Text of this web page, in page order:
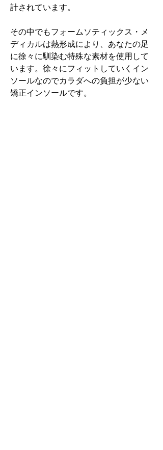
計されています。
その中でもフォームソティックス・メ
ディカルは熱形成により、あなたの足
に徐々に馴染む特殊な素材を使用して
います。徐々にフィットしていくイン
ソールなのでカラダへの負担が少ない
矯正インソールです。